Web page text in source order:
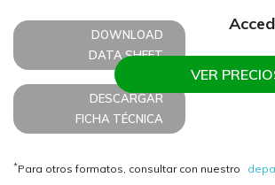
DOWNLOAD
DATA SHEET
DESCARGAR
FICHA TÉCNICA
VER
*Para otros formatos, consultar con nuestro